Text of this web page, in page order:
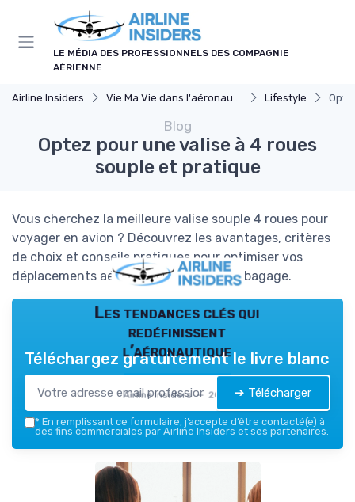
LE MÉDIA DES PROFESSIONNELS DES COMPAGNIE
AÉRIENNE
Airline Insiders Vie Ma Vie dans l'aéronautique Lifestyle
Blog
Optez pour une valise à 4 roues
souple et pratique
Vous cherchez la meilleure valise souple 4 roues pour
voyager en avion ? Découvrez les avantages, critères
de choix et conseils pratiques pour optimiser vos
déplacements aériens avec ce type de bagage.
Les tendances clés qui
redéfinissent
l’aéronautique
Airline Insiders — 2026
Téléchargez gratuitement le livre blanc
➔ Télécharger
* En remplissant ce formulaire, j’accepte d’être contacté(e) à
des fins commerciales par Airline Insiders et ses partenaires.
Panneau de gestion des cookies